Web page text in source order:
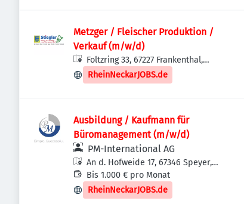
Metzger / Fleischer Produktion /
Verkauf (m/w/d)
Foltzring 33, 67227 Frankenthal,
Deutschland
RheinNeckarJOBS.de
Ausbildung / Kaufmann für
Büromanagement (m/w/d)
PM-International AG
An d. Hofweide 17, 67346 Speyer,
Deutschland
Bis 1.000 € pro Monat
RheinNeckarJOBS.de